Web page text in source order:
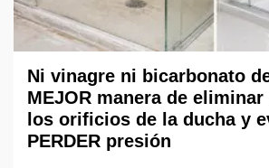
Ni vinagre ni bicarbonato
MEJOR manera de
los orificios de la ducha y
PERDER presión